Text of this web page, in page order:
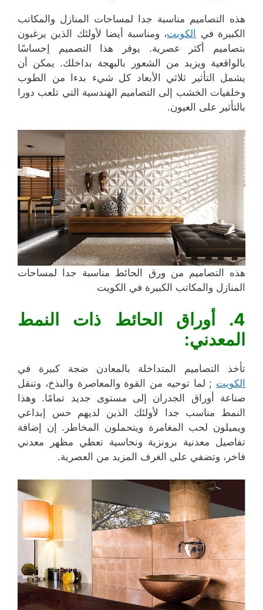
هذه التصاميم مناسبة جدا لمساحات المنازل والمكاتب
الكبيرة في
الكويت، ومناسبة أيضا لأولئك الذين يرغبون
بتصاميم أكثر عصرية. يوفر هذا التصميم إحساسًا
بالواقعية ويزيد من الشعور بالبهجة بداخلك. يمكن أن
يشمل التأثير ثلاثي الأبعاد كل شيء بدءا من الطوب
وخلفيات الخشب إلى التصاميم الهندسية التي تلعب دورا
بالتأثير على العيون.
هذه التصاميم من ورق الحائط مناسبة جدا لمساحات
المنازل والمكاتب الكبيرة في الكويت
4. أوراق الحائط ذات النمط
المعدني:
تأخذ التصاميم المتداخلة بالمعادن ضجة كبيرة في
الكويت ; لما توحيه من القوة والمعاصرة والبذخ، وتنقل
صناعة أوراق الجدران إلى مستوى جديد تمامًا. وهذا
النمط مناسب جدا لأولئك الذين لديهم حس إبداعي
ويميلون لحب المغامرة ويتحملون المخاطر. إن إضافة
تفاصيل معدنية برونزية ونحاسية تعطي مظهر معدني
فاخر، وتضفي على الغرف المزيد من العصرية.